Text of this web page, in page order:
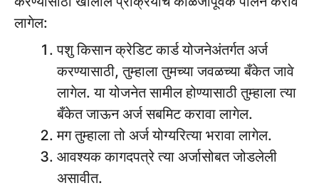
लागेल:
पशु किसान क्रेडिट कार्ड योजनेअंतर्गत अर्ज
करण्यासाठी, तुम्हाला तुमच्या जवळच्या बँकेत जावे
लागेल. या योजनेत सामील होण्यासाठी तुम्हाला त्या
बँकेत जाऊन अर्ज सबमिट करावा लागेल.
मग तुम्हाला तो अर्ज योग्यरित्या भरावा लागेल.
आवश्यक कागदपत्रे त्या अर्जासोबत जोडलेली
असावीत.